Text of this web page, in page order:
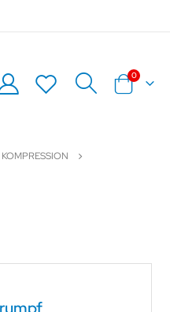
Warenkorb
0Artikel
KOMPRESSION